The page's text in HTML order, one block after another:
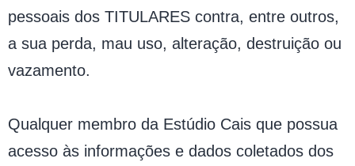
pessoais dos TITULARES contra, entre outros,
a sua perda, mau uso, alteração, destruição ou
vazamento.
Qualquer membro da Estúdio Cais que possua
acesso às informações e dados coletados dos